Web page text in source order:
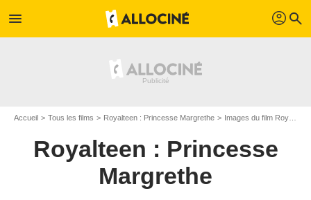
menu profil search
Accueil Tous les films Royalteen : Princesse Margrethe Images du film Royalteen : Princesse Margrethe
Royalteen : Princesse
Margrethe